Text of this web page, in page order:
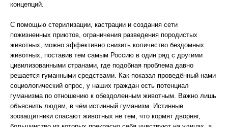
концепций.
С помощью стерилизации, кастрации и создания сети
пожизненных приютов, ограничения разведения породистых
животных, можно эффективно снизить количество бездомных
животных, поставив тем самым Россию в один ряд с другими
цивилизованными странами, где подобная проблема давно
решается гуманными средствами. Как показал проведённый нами
социологический опрос, у наших граждан есть потенциал
гуманизма по отношению к обездоленным животным. Важно лишь
объяснить людям, в чём истинный гуманизм. Истинные
зоозащитники спасают животных не тем, что кормят дворняг,